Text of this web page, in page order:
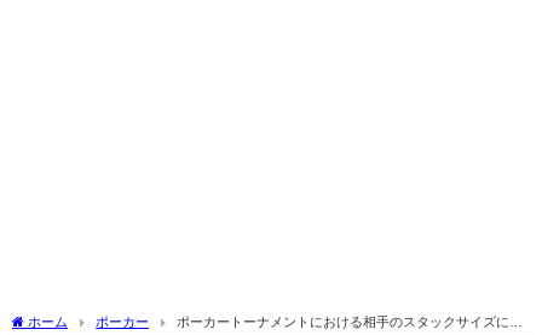
ホーム ポーカー
ポーカートーナメントにおける相手のスタックサイズに応